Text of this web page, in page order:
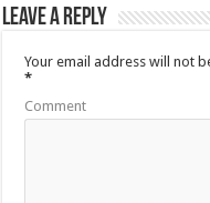
Leave a Reply
Your email address will not
*
Comment